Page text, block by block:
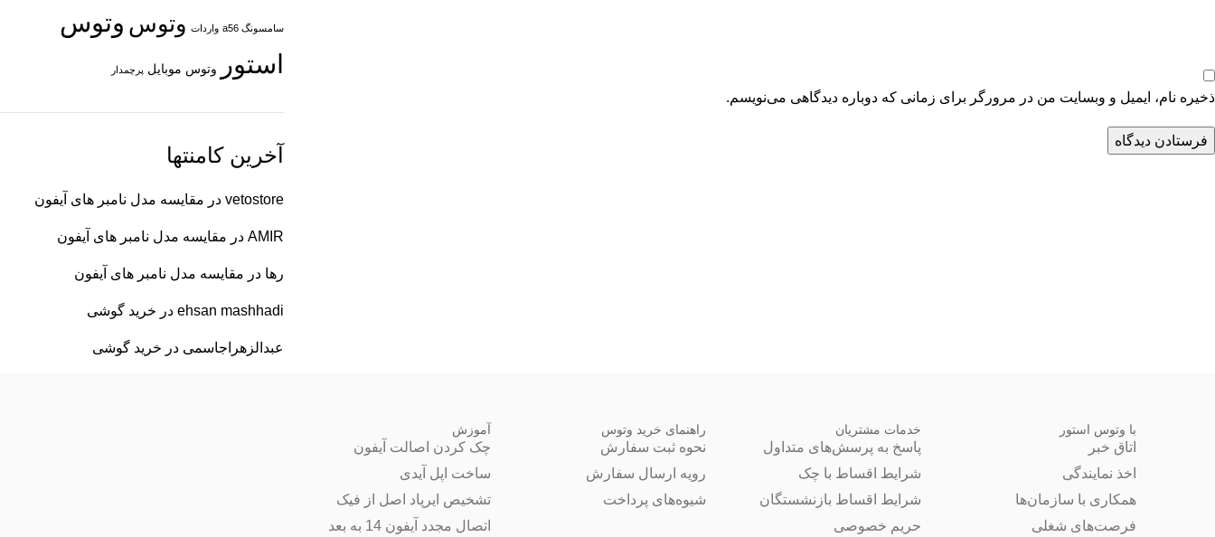
ذخیره نام، ایمیل و وبسایت من در مرورگر برای زمانی که دوباره دیدگاهی می‌نویسم.
سامسونگ a56 واردات وتوس وتوس
استور
وتوس موبایل پرچمدار
آخرین کامنتها
vetostore در مقایسه مدل نامبر های آیفون
AMIR در مقایسه مدل نامبر های آیفون
رها در مقایسه مدل نامبر های آیفون
ehsan mashhadi در خرید گوشی
عبدالزهراجاسمی در خرید گوشی
با وتوس استور
اتاق خبر
اخذ نمایندگی
همکاری با سازمان‌ها
فرصت‌های شغلی
خدمات مشتریان
پاسخ به پرسش‌های متداول
شرایط اقساط با چک
شرایط اقساط بازنشستگان
حریم خصوصی
راهنمای خرید وتوس
نحوه ثبت سفارش
رویه ارسال سفارش
شیوه‌های پرداخت
آموزش
چک کردن اصالت آیفون
ساخت اپل آیدی
تشخیص ایرپاد اصل از فیک
اتصال مجدد آیفون 14 به بعد